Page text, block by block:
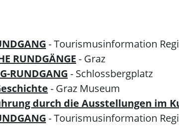
- Tourismusinformation
RUNDGÄNGE - Graz
RUNDGANG - Schlossbergplatz
- Graz Museum
durch die Ausstellungen im
- Tourismusinformation